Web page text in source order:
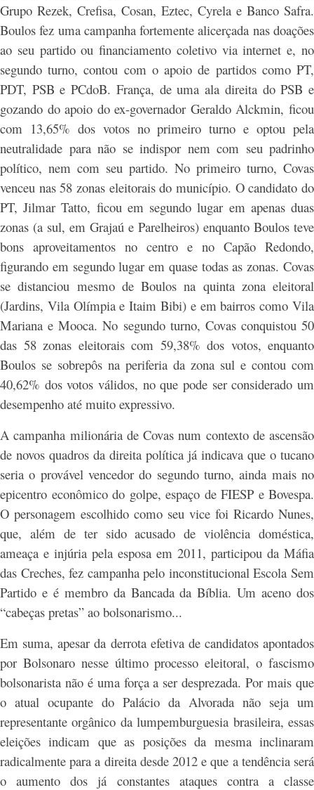
Grupo Rezek, Crefisa, Cosan, Eztec, Cyrela e Banco Safra.
Boulos fez uma campanha fortemente alicerçada nas doações
ao seu partido ou financiamento coletivo via internet e, no
segundo turno, contou com o apoio de partidos como PT,
PDT, PSB e PCdoB. França, de uma ala direita do PSB e
gozando do apoio do ex-governador Geraldo Alckmin, ficou
com 13,65% dos votos no primeiro turno e optou pela
neutralidade para não se indispor nem com seu padrinho
político, nem com seu partido. No primeiro turno, Covas
venceu nas 58 zonas eleitorais do município. O candidato do
PT, Jilmar Tatto, ficou em segundo lugar em apenas duas
zonas (a sul, em Grajaú e Parelheiros) enquanto Boulos teve
bons aproveitamentos no centro e no Capão Redondo,
figurando em segundo lugar em quase todas as zonas. Covas
se distanciou mesmo de Boulos na quinta zona eleitoral
(Jardins, Vila Olímpia e Itaim Bibi) e em bairros como Vila
Mariana e Mooca. No segundo turno, Covas conquistou 50
das 58 zonas eleitorais com 59,38% dos votos, enquanto
Boulos se sobrepôs na periferia da zona sul e contou com
40,62% dos votos válidos, no que pode ser considerado um
desempenho até muito expressivo.
A campanha milionária de Covas num contexto de ascensão
de novos quadros da direita política já indicava que o tucano
seria o provável vencedor do segundo turno, ainda mais no
epicentro econômico do golpe, espaço de FIESP e Bovespa.
O personagem escolhido como seu vice foi Ricardo Nunes,
que, além de ter sido acusado de violência doméstica,
ameaça e injúria pela esposa em 2011, participou da Máfia
das Creches, fez campanha pelo inconstitucional Escola Sem
Partido e é membro da Bancada da Bíblia. Um aceno dos
“cabeças pretas” ao bolsonarismo...
Em suma, apesar da derrota efetiva de candidatos apontados
por Bolsonaro nesse último processo eleitoral, o fascismo
bolsonarista não é uma força a ser desprezada. Por mais que
o atual ocupante do Palácio da Alvorada não seja um
representante orgânico da lumpemburguesia brasileira, essas
eleições indicam que as posições da mesma inclinaram
radicalmente para a direita desde 2012 e que a tendência será
o aumento dos já constantes ataques contra a classe